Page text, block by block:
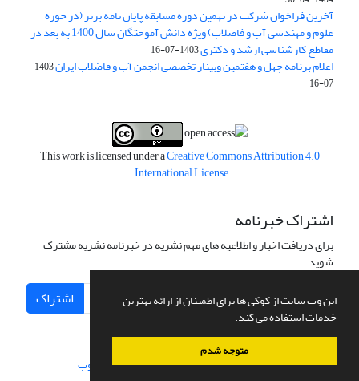
این وب سایت از کوکی ها برای اطمینان از ارائه بهترین
خدمات استفاده می کند.
متوجه شدم
آخرین فراخوان شرکت در نهمین دوره مسابقه پایان نامه برتر (در حوزه
علوم و مهندسی آب و فاضلاب) ویژه دانش آموختگان سال 1400 به بعد در
مقاطع کارشناسی ارشد و دکتری1403-07-16
اعلام برنامه چهل و هفتمین وبینار تخصصی انجمن آب و فاضلاب ایران
1403-
07-16
This work is licensed under aCreative Commons Attribution 4.0
International License
.
اشتراک خبرنامه
برای دریافت اخبار و اطلاعیه های مهم نشریه در خبرنامه نشریه مشترک
شوید.
اشتراک
سامانه مدیریت نشریات علمی.طراحی و پیاده سازی از سیناوب